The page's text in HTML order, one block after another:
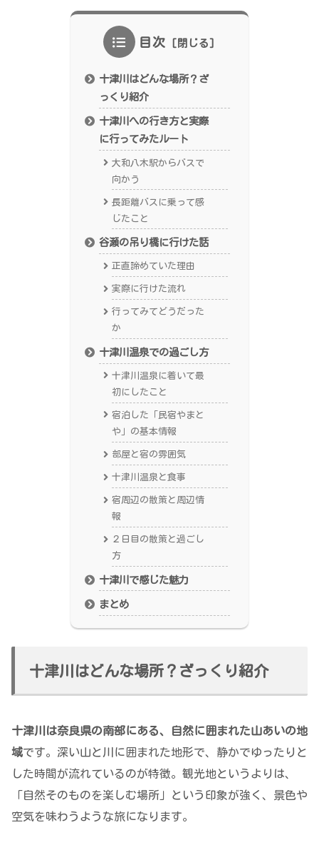
目次
十津川はどんな場所？ざ
っくり紹介
十津川への行き方と実際
に行ってみたルート
大和八木駅からバスで
向かう
長距離バスに乗って感
じたこと
谷瀬の吊り橋に行けた話
正直諦めていた理由
実際に行けた流れ
行ってみてどうだった
か
十津川温泉での過ごし方
十津川温泉に着いて最
初にしたこと
宿泊した「民宿やまと
や」の基本情報
部屋と宿の雰囲気
十津川温泉と食事
宿周辺の散策と周辺情
報
２日目の散策と過ごし
方
十津川で感じた魅力
まとめ
十津川はどんな場所？ざっくり紹介
十津川は奈良県の南部にある、自然に囲まれた山あいの地
域です。深い山と川に囲まれた地形で、静かでゆったりと
した時間が流れているのが特徴。観光地というよりは、
「自然そのものを楽しむ場所」という印象が強く、景色や
空気を味わうような旅になります。